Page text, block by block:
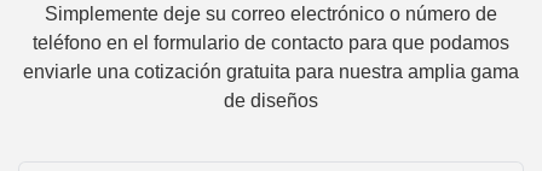
Simplemente deje su correo electrónico o número de
teléfono en el formulario de contacto para que podamos
enviarle una cotización gratuita para nuestra amplia gama
de diseños